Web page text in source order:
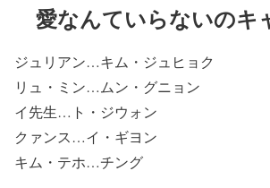
愛なんていらないのキ
ジュリアン…キム・ジュヒョク
リュ・ミン…ムン・グニョン
イ先生…ト・ジウォン
クァンス…イ・ギヨン
キム・テホ…チング